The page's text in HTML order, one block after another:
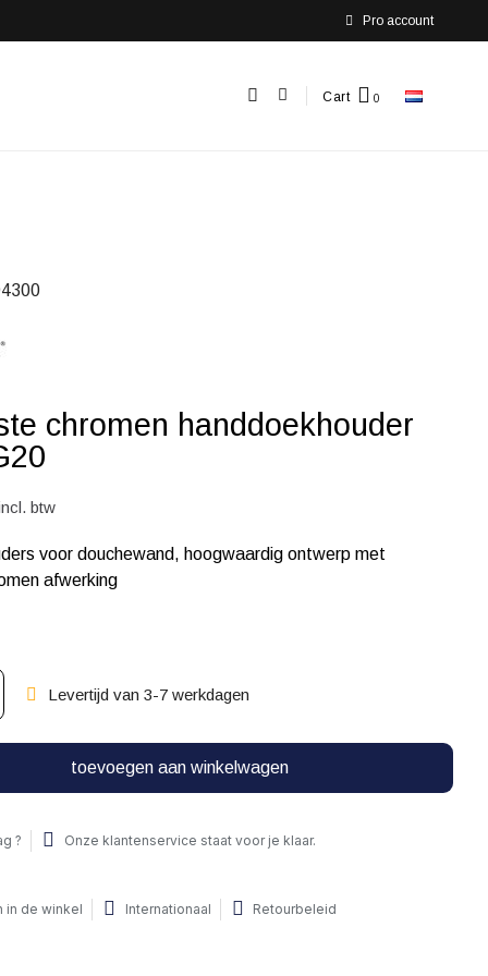
Pro account
Cart
chromen handdoekhouder
btw
voor douchewand, hoogwaardig ontwerp met
afwerking
Levertijd van 3-7 werkdagen
toevoegen aan winkelwagen
? Onze klantenservice staat voor je klaar.
in de winkel Internationaal Retourbeleid